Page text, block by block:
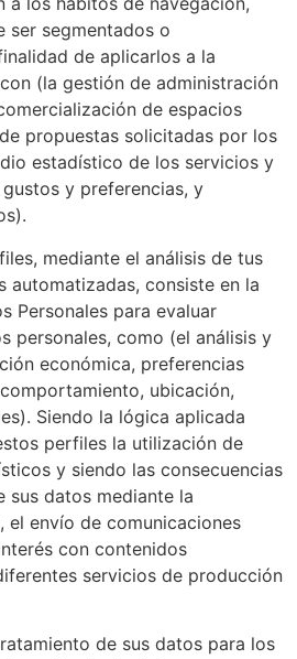
segmentados o
de aplicarlos a la
(la gestión de administración
de espacios
propuestas solicitadas por los
estadístico de los servicios y
y preferencias, y
mediante el análisis de tus
automatizadas, consiste en la
Personales para evaluar
personales, como (el análisis y
económica, preferencias
ubicación,
Siendo la lógica aplicada
perfiles la utilización de
y siendo las consecuencias
sus datos mediante la
el envío de comunicaciones
con contenidos
servicios de producción
de sus datos para los